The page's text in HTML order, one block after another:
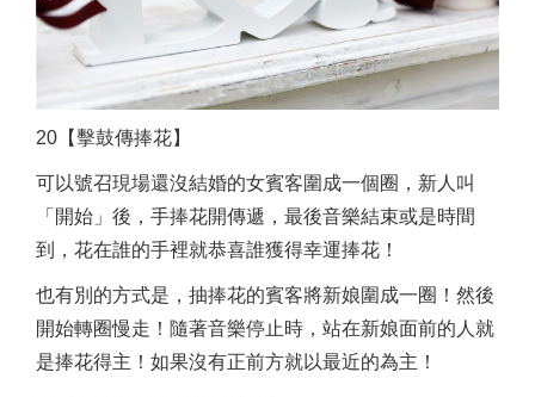
20【擊鼓傳捧花】
可以號召現場還沒結婚的女賓客圍成一個圈，新人叫
「開始」後，手捧花開傳遞，最後音樂結束或是時間
到，花在誰的手裡就恭喜誰獲得幸運捧花！
也有別的方式是，抽捧花的賓客將新娘圍成一圈！然後
開始轉圈慢走！隨著音樂停止時，站在新娘面前的人就
是捧花得主！如果沒有正前方就以最近的為主！